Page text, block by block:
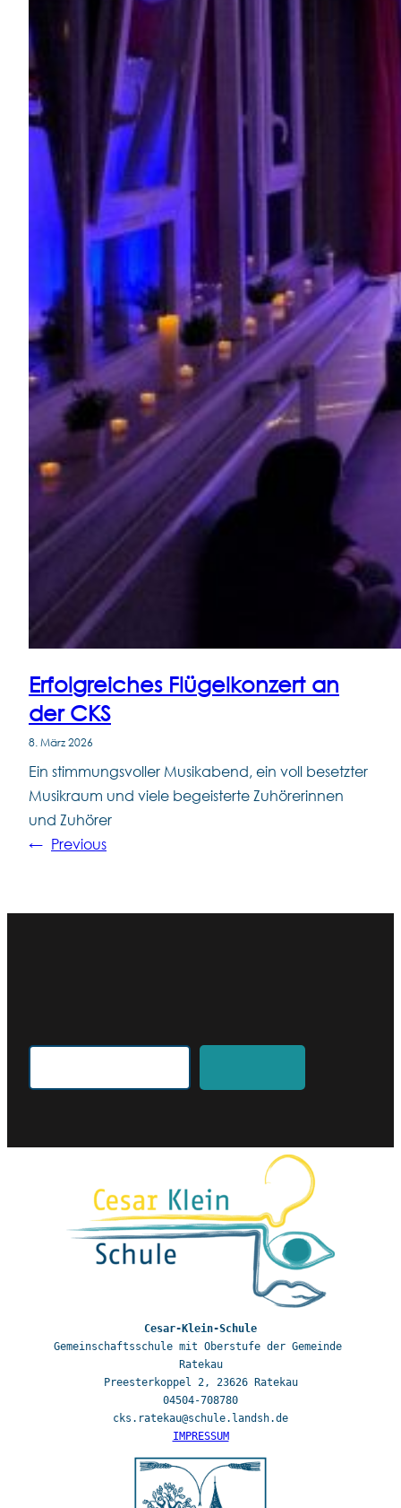
Erfolgreiches Flügelkonzert an
der CKS
8. März 2026
Ein stimmungsvoller Musikabend, ein voll besetzter
Musikraum und viele begeisterte Zuhörerinnen
und Zuhörer
← Previous
Gemeinschaftsschule mit Oberstufe der Gemeinde
Ratekau
Preesterkoppel 2, 23626 Ratekau
04504-708780
IMPRESSUM